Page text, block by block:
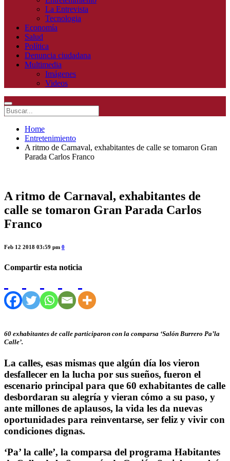
La Entrevista
Tecnologia
Economía
Salud
Política
Denuncia ciudadana
Multimedia
Imágenes
Videos
Home
Entretenimiento
A ritmo de Carnaval, exhabitantes de calle se tomaron Gran
Parada Carlos Franco
A ritmo de Carnaval, exhabitantes de
calle se tomaron Gran Parada Carlos
Franco
Feb 12 2018 03:59 pm 0
Compartir esta noticia
60 exhabitantes de calle participaron con la comparsa ‘Salón Burrero Pa’la
Calle’.
La calles, esas mismas que algún día los vieron
desfallecer en la lucha por sus sueños, fueron el
escenario principal para que 60 exhabitantes de calle
desbordaran su alegría y vieran cómo a su paso, y
ante millones de aplausos, la vida les da nuevas
oportunidades para reinventarse, ser feliz y vivir con
condiciones dignas.
‘Pa’ la calle’, la comparsa del programa Habitantes